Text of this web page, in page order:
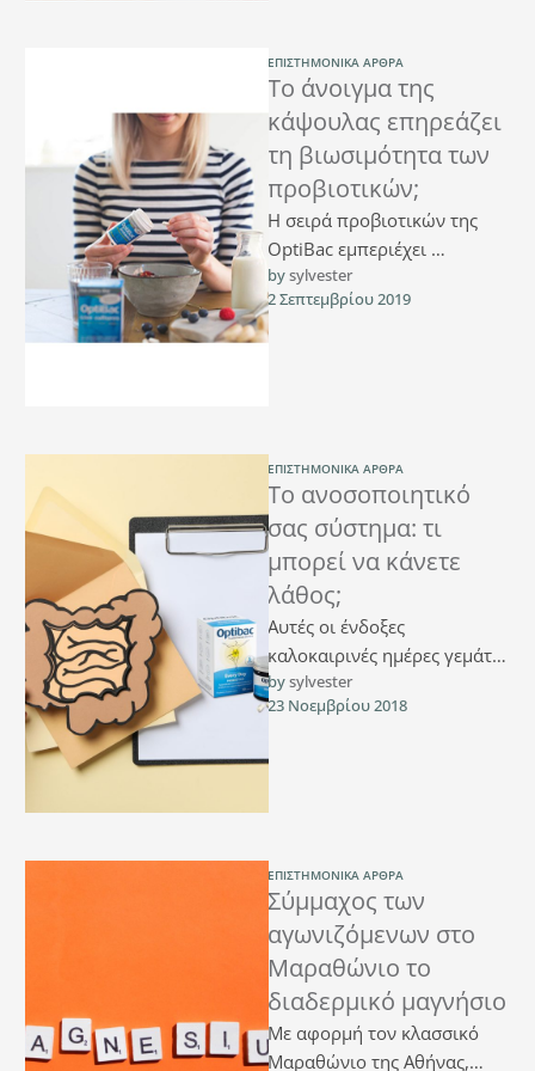
ΕΠΙΣΤΗΜΟΝΙΚΆ ΆΡΘΡΑ
Το άνοιγμα της
κάψουλας επηρεάζει
τη βιωσιμότητα των
προβιοτικών;
Η σειρά προβιοτικών της
OptiBac εμπεριέχει
πράγματι ζωντανές
καλλιέργειες προβιοτικών.
Όντας ζωντανά, είναι
by sylvester
2 Σεπτεμβρίου 2019
ΕΠΙΣΤΗΜΟΝΙΚΆ ΆΡΘΡΑ
Το ανοσοποιητικό
σας σύστημα: τι
μπορεί να κάνετε
λάθος;
Αυτές οι ένδοξες
καλοκαιρινές ημέρες γεμάτες
ήλιο και θάλασσα μπορεί να
φαίνονται σαν μια μακρινή
by sylvester
23 Νοεμβρίου 2018
ΕΠΙΣΤΗΜΟΝΙΚΆ ΆΡΘΡΑ
Σύμμαχος των
αγωνιζόμενων στο
Μαραθώνιο το
διαδερμικό μαγνήσιο
Με αφορμή τον κλασσικό
Μαραθώνιο της Αθήνας,